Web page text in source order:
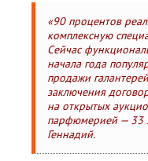
«90 процентов
комплексную
Сейчас
начала года
продажи
заключения
на открытых
парфюмерией — 33
Геннадий.